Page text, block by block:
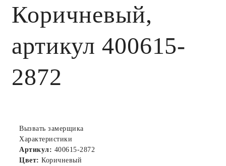
Коричневый,
артикул 400615-
2872
Вызвать замерщика
Характеристики
Артикул: 400615-2872
Цвет: Коричневый